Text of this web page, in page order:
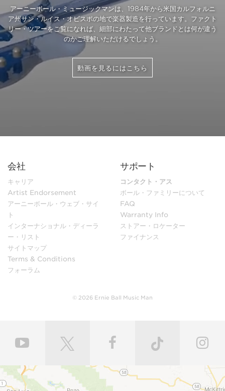
アーニーボール・ミュージックマンは、1984年から米国カルフォルニ
ア州サン・ルイス・オビスポの地で楽器製造を行っています。ファクト
リー・ツアーをご覧になれば、細部にわたって他ブランドとは何が違う
のかご理解いただけるでしょう。
動画を見るにはこちら
会社
キャリア
Artist Endorsement
アーニーボール・ウェブ・サイ
ト
インターナショナル・ディーラ
ー・リスト
サイトマップ
Terms & Conditions
フォーラム
サポート
コンタクト・アス
ボール・ファミリーについて
FAQ
Warranty Info
ストアー・ロケーター
ファイナンス
© 2026 Ernie Ball Music Man